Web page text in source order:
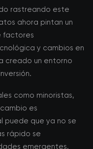
rastreando este
ahora pintan un
factores
y cambios en
creado un entorno
como minoristas,
es
puede que ya no se
rápido se
emergentes.